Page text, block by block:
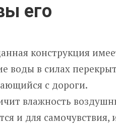
его
конструкция
воды в силах
с дороги.
влажность
и для самочувствия,